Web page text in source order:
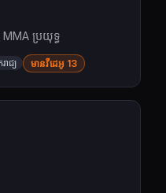
ប្រយុទ្ធ
ាជ្យ មានវីដេអូ 13